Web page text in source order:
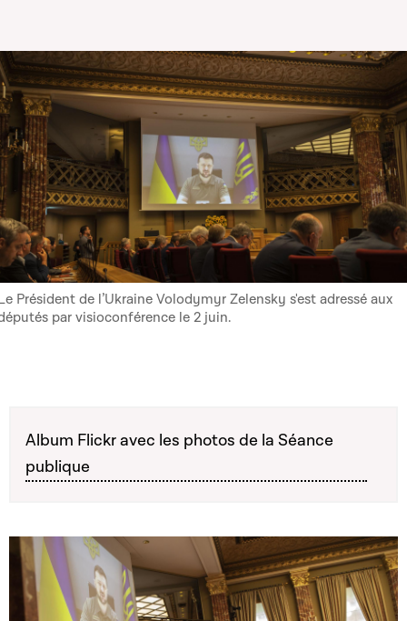
Président de l’Ukraine Volodymyr Zelensky s'est adressé aux
par visioconférence le 2 juin.
Album Flickr avec les photos de la Séance
publique